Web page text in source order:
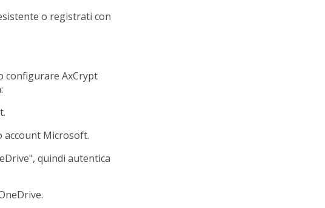
o registrati con
configurare AxCrypt
account Microsoft.
quindi autentica